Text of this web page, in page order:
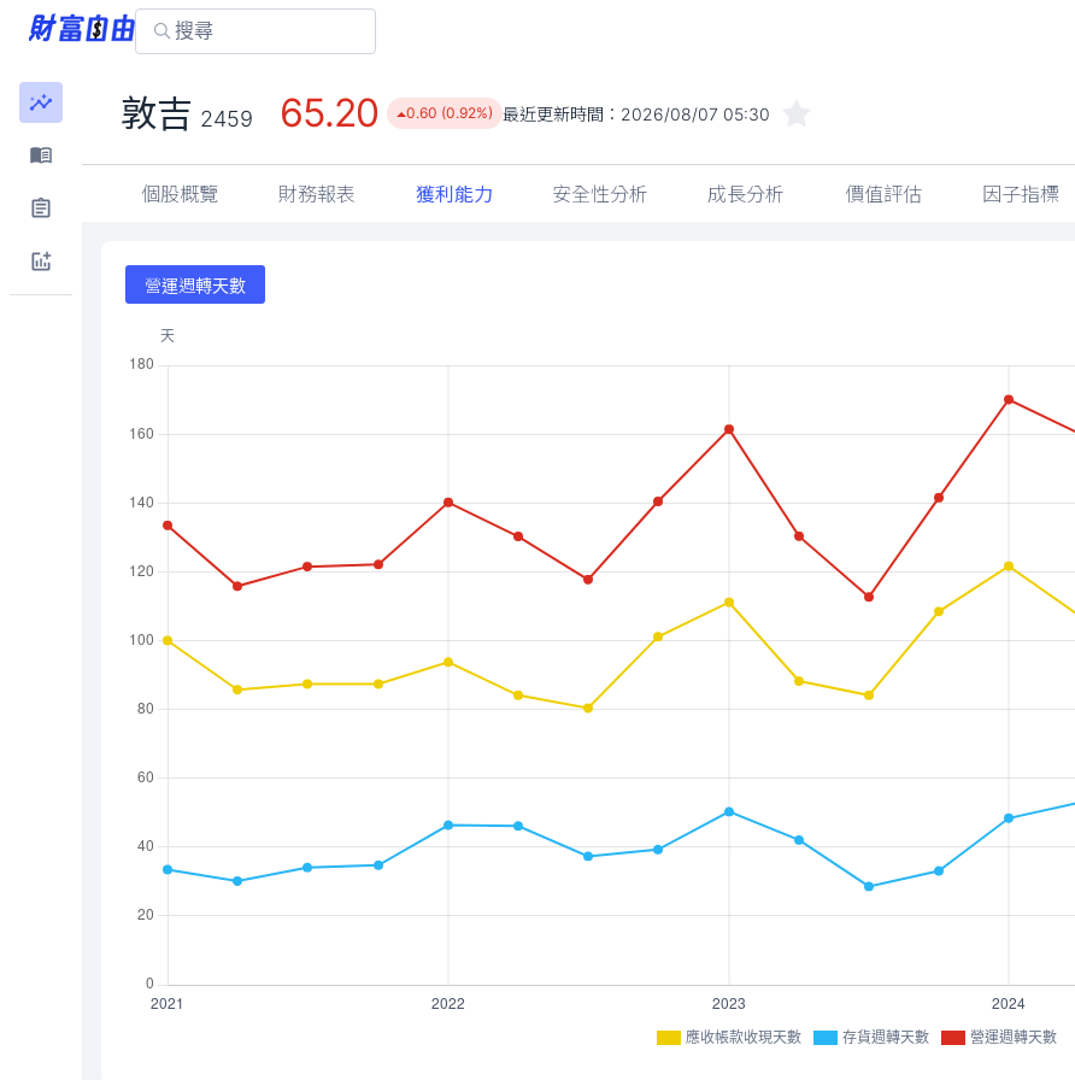
敦吉 2459 65.20 0.60 (0.92%) 最近更新時間： 2026/08/07 05:30
個股概覽 財務報表 獲利能力 安全性分析 成長分析 價值評估 因子指標
營運週轉天數
應收帳款收現天數 存貨週轉天數 營運週轉天數